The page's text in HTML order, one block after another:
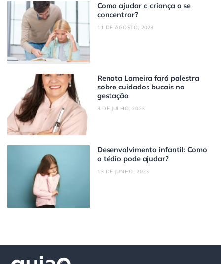
Como ajudar a criança a se
concentrar?
11 DE AGOSTO, 2023
Renata Lameira fará palestra
sobre cuidados bucais na
gestação
3 DE JULHO, 2023
Desenvolvimento infantil: Como
o tédio pode ajudar?
13 DE JUNHO, 2023